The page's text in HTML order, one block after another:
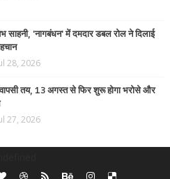
साहनी, 'नागबंधन' में दमदार डबल रोल ने दिलाई
28, 2026
तय, 13 अगस्त से फिर शुरू होगा भरोसे और
27, 2026